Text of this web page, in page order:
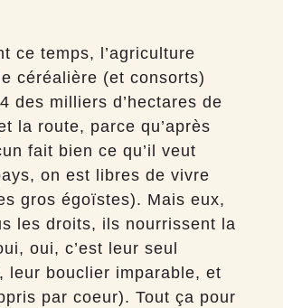
ce temps, l’agriculture
céréalière (et consorts)
des milliers d’hectares de
la route, parce qu’après
fait bien ce qu’il veut
on est libres de vivre
gros égoïstes). Mais eux,
les droits, ils nourrissent la
oui, c’est leur seul
leur bouclier imparable, et
par coeur). Tout ça pour